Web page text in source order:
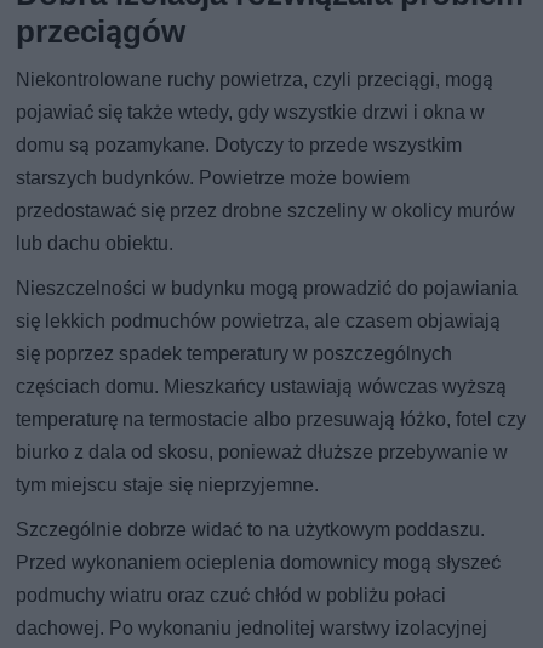
przeciągów
Niekontrolowane ruchy powietrza, czyli przeciągi, mogą
pojawiać się także wtedy, gdy wszystkie drzwi i okna w
domu są pozamykane. Dotyczy to przede wszystkim
starszych budynków. Powietrze może bowiem
przedostawać się przez drobne szczeliny w okolicy murów
lub dachu obiektu.
Nieszczelności w budynku mogą prowadzić do pojawiania
się lekkich podmuchów powietrza, ale czasem objawiają
się poprzez spadek temperatury w poszczególnych
częściach domu. Mieszkańcy ustawiają wówczas wyższą
temperaturę na termostacie albo przesuwają łóżko, fotel czy
biurko z dala od skosu, ponieważ dłuższe przebywanie w
tym miejscu staje się nieprzyjemne.
Szczególnie dobrze widać to na użytkowym poddaszu.
Przed wykonaniem ocieplenia domownicy mogą słyszeć
podmuchy wiatru oraz czuć chłód w pobliżu połaci
dachowej. Po wykonaniu jednolitej warstwy izolacyjnej